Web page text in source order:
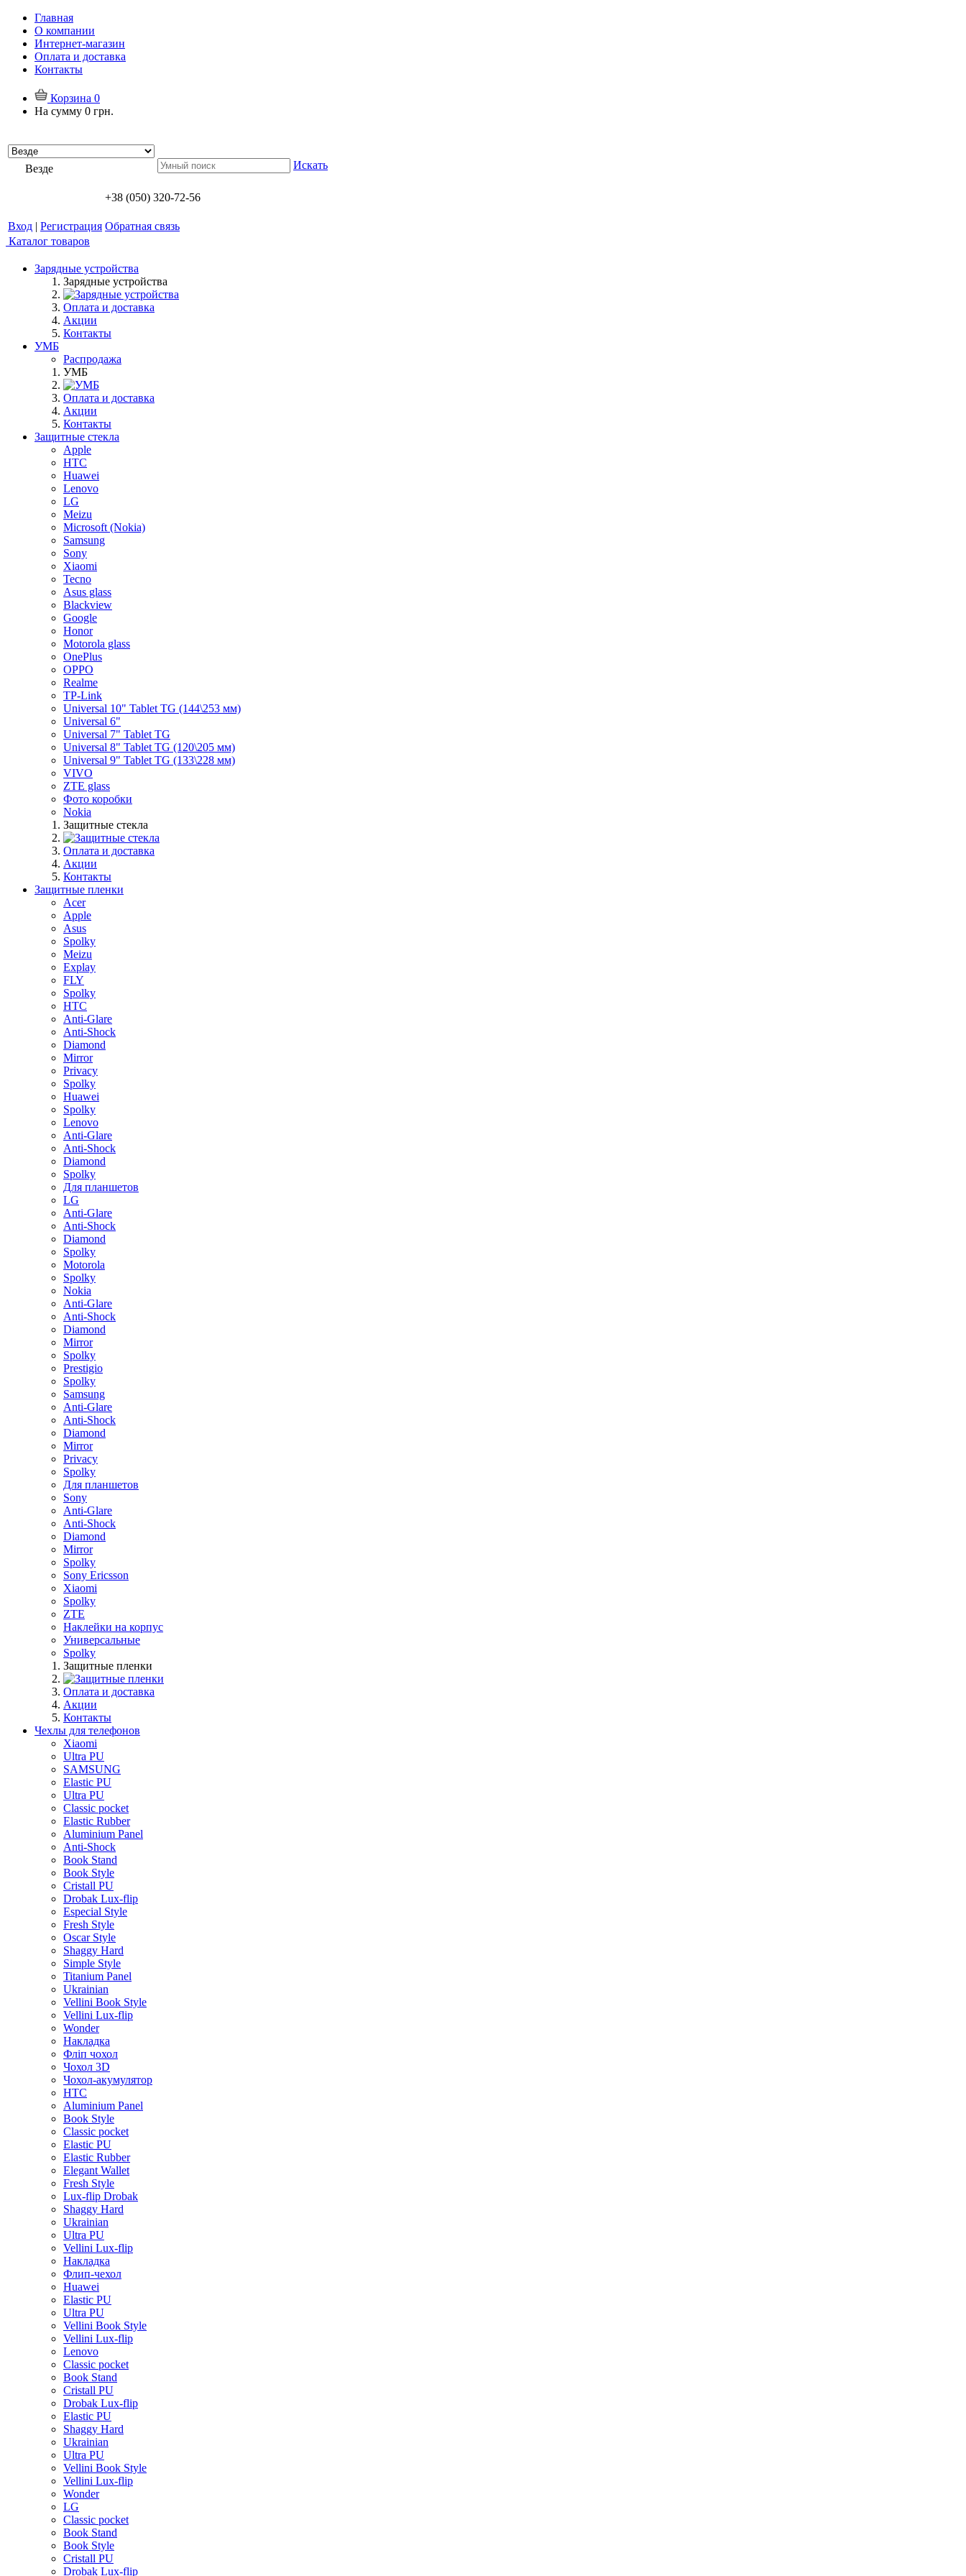
Главная
О компании
Интернет-магазин
Оплата и доставка
Контакты
Корзина 0
На сумму 0 грн.
Везде Искать
+38 (050) 320-72-56
Вход | Регистрация Обратная связь
Каталог товаров
Зарядные устройства
Зарядные устройства
Оплата и доставка
Акции
Контакты
УМБ
Распродажа
УМБ
Оплата и доставка
Акции
Контакты
Защитные стекла
Apple
HTC
Huawei
Lenovo
LG
Meizu
Microsoft (Nokia)
Samsung
Sony
Xiaomi
Tecno
Asus glass
Blackview
Google
Honor
Motorola glass
OnePlus
OPPO
Realme
TP-Link
Universal 10" Tablet TG (144\253 мм)
Universal 6"
Universal 7" Tablet TG
Universal 8" Tablet TG (120\205 мм)
Universal 9" Tablet TG (133\228 мм)
VIVO
ZTE glass
Фото коробки
Nokia
Защитные стекла
Оплата и доставка
Акции
Контакты
Защитные пленки
Acer
Apple
Asus
Spolky
Meizu
Explay
FLY
Spolky
HTC
Anti-Glare
Anti-Shock
Diamond
Mirror
Privacy
Spolky
Huawei
Spolky
Lenovo
Anti-Glare
Anti-Shock
Diamond
Spolky
Для планшетов
LG
Anti-Glare
Anti-Shock
Diamond
Spolky
Motorola
Spolky
Nokia
Anti-Glare
Anti-Shock
Diamond
Mirror
Spolky
Prestigio
Spolky
Samsung
Anti-Glare
Anti-Shock
Diamond
Mirror
Privacy
Spolky
Для планшетов
Sony
Anti-Glare
Anti-Shock
Diamond
Mirror
Spolky
Sony Ericsson
Xiaomi
Spolky
ZTE
Наклейки на корпус
Универсальные
Spolky
Защитные пленки
Оплата и доставка
Акции
Контакты
Чехлы для телефонов
Xiaomi
Ultra PU
SAMSUNG
Elastic PU
Ultra PU
Classic pocket
Elastic Rubber
Aluminium Panel
Anti-Shock
Book Stand
Book Style
Cristall PU
Drobak Lux-flip
Especial Style
Fresh Style
Oscar Style
Shaggy Hard
Simple Style
Titanium Panel
Ukrainian
Vellini Book Style
Vellini Lux-flip
Wonder
Накладка
Фліп чохол
Чохол 3D
Чохол-акумулятор
HTC
Aluminium Panel
Book Style
Classic pocket
Elastic PU
Elastic Rubber
Elegant Wallet
Fresh Style
Lux-flip Drobak
Shaggy Hard
Ukrainian
Ultra PU
Vellini Lux-flip
Накладка
Флип-чехол
Huawei
Elastic PU
Ultra PU
Vellini Book Style
Vellini Lux-flip
Lenovo
Classic pocket
Book Stand
Cristall PU
Drobak Lux-flip
Elastic PU
Shaggy Hard
Ukrainian
Ultra PU
Vellini Book Style
Vellini Lux-flip
Wonder
LG
Classic pocket
Book Stand
Book Style
Cristall PU
Drobak Lux-flip